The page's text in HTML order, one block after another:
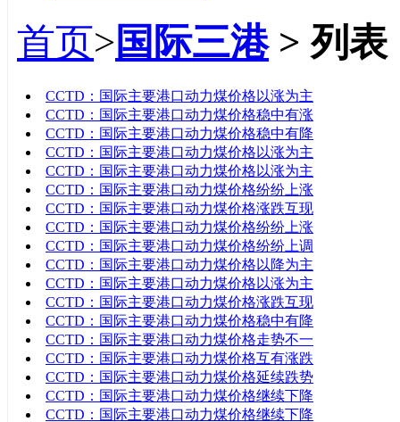
首页>国际三港> 列表
CCTD：国际主要港口动力煤价格以涨为主
CCTD：国际主要港口动力煤价格稳中有涨
CCTD：国际主要港口动力煤价格稳中有降
CCTD：国际主要港口动力煤价格以涨为主
CCTD：国际主要港口动力煤价格以涨为主
CCTD：国际主要港口动力煤价格纷纷上涨
CCTD：国际主要港口动力煤价格涨跌互现
CCTD：国际主要港口动力煤价格纷纷上涨
CCTD：国际主要港口动力煤价格纷纷上调
CCTD：国际主要港口动力煤价格以降为主
CCTD：国际主要港口动力煤价格以涨为主
CCTD：国际主要港口动力煤价格涨跌互现
CCTD：国际主要港口动力煤价格稳中有降
CCTD：国际主要港口动力煤价格走势不一
CCTD：国际主要港口动力煤价格互有涨跌
CCTD：国际主要港口动力煤价格延续跌势
CCTD：国际主要港口动力煤价格继续下降
CCTD：国际主要港口动力煤价格继续下降